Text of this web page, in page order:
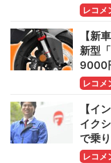
レコメ
【新
新型
9000
レコメ
【イ
イク
で乗
レコメ